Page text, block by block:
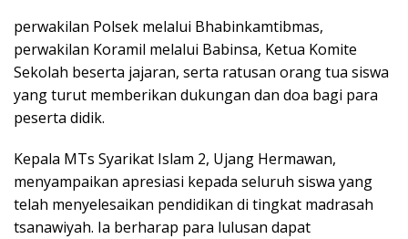
perwakilan Polsek melalui Bhabinkamtibmas,
perwakilan Koramil melalui Babinsa, Ketua Komite
Sekolah beserta jajaran, serta ratusan orang tua siswa
yang turut memberikan dukungan dan doa bagi para
peserta didik.
Kepala MTs Syarikat Islam 2, Ujang Hermawan,
menyampaikan apresiasi kepada seluruh siswa yang
telah menyelesaikan pendidikan di tingkat madrasah
tsanawiyah. Ia berharap para lulusan dapat